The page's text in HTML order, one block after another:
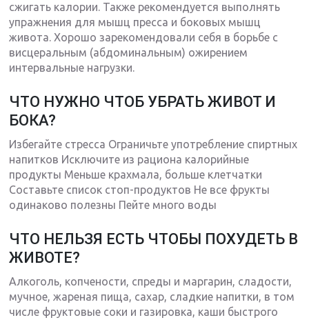
сжигать калории. Также рекомендуется выполнять
упражнения для мышц пресса и боковых мышц
живота. Хорошо зарекомендовали себя в борьбе с
висцеральным (абдоминальным) ожирением
интервальные нагрузки.
ЧТО НУЖНО ЧТОБ УБРАТЬ ЖИВОТ И
БОКА?
Избегайте стресса Ограничьте употребление спиртных
напитков Исключите из рациона калорийные
продукты Меньше крахмала, больше клетчатки
Составьте список стоп-продуктов Не все фрукты
одинаково полезны Пейте много воды
ЧТО НЕЛЬЗЯ ЕСТЬ ЧТОБЫ ПОХУДЕТЬ В
ЖИВОТЕ?
Алкоголь, копчености, спреды и маргарин, сладости,
мучное, жареная пища, сахар, сладкие напитки, в том
числе фруктовые соки и газировка, каши быстрого